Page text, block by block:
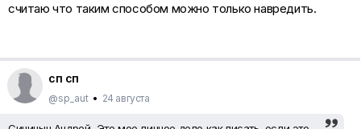
считаю что таким способом можно только навредить.
сп сп
@sp_aut • 24 августа